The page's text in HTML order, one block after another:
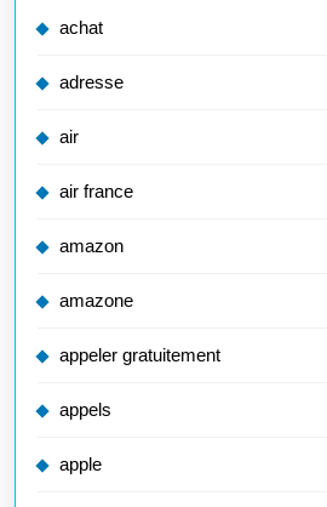
achat
adresse
air
air france
amazon
amazone
appeler gratuitement
appels
apple